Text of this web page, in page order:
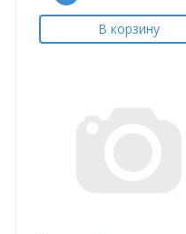
В корзину